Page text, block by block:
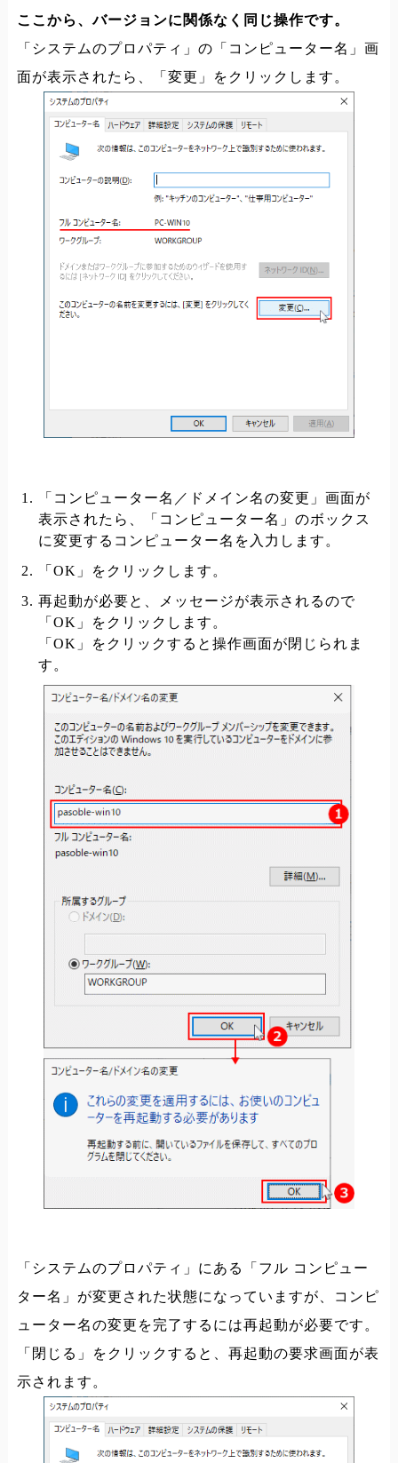
ここから、バージョンに関係なく同じ操作です。
「システムのプロパティ」の「コンピューター名」画
面が表示されたら、「変更」をクリックします。
「コンピューター名／ドメイン名の変更」画面が
表示されたら、「コンピューター名」のボックス
に変更するコンピューター名を入力します。
「OK」をクリックします。
再起動が必要と、メッセージが表示されるので
「OK」をクリックします。
「OK」をクリックすると操作画面が閉じられま
す。
「システムのプロパティ」にある「フル コンピュー
ター名」が変更された状態になっていますが、コンピ
ューター名の変更を完了するには再起動が必要です。
「閉じる」をクリックすると、再起動の要求画面が表
示されます。